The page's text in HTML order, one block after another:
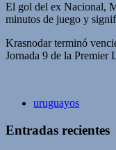
El gol del ex Nacional,
minutos de juego y
Krasnodar terminó
Jornada 9 de la Premier
uruguayos
Entradas recientes